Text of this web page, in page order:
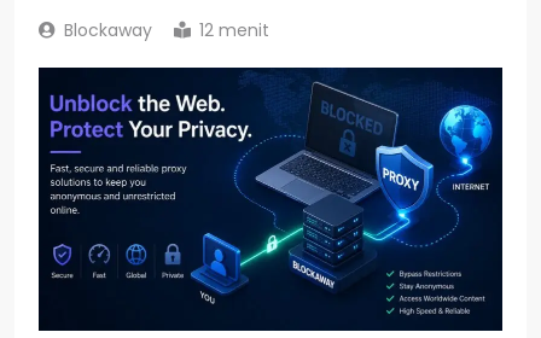
Blockaway 12 menit